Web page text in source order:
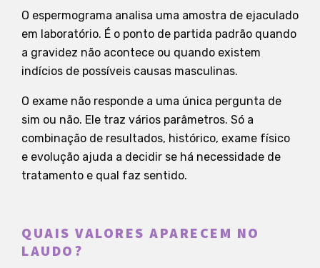
O espermograma analisa uma amostra de ejaculado
em laboratório. É o ponto de partida padrão quando
a gravidez não acontece ou quando existem
indícios de possíveis causas masculinas.
O exame não responde a uma única pergunta de
sim ou não. Ele traz vários parâmetros. Só a
combinação de resultados, histórico, exame físico
e evolução ajuda a decidir se há necessidade de
tratamento e qual faz sentido.
QUAIS VALORES APARECEM NO
LAUDO?